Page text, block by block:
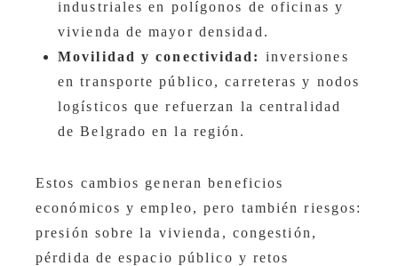
industriales en polígonos de oficinas y
vivienda de mayor densidad.
Movilidad y conectividad: inversiones
en transporte público, carreteras y nodos
logísticos que refuerzan la centralidad
de Belgrado en la región.
Estos cambios generan beneficios
económicos y empleo, pero también riesgos:
presión sobre la vivienda, congestión,
pérdida de espacio público y retos